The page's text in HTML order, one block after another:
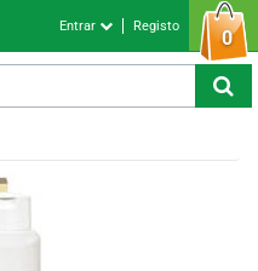
0
Entrar Registo